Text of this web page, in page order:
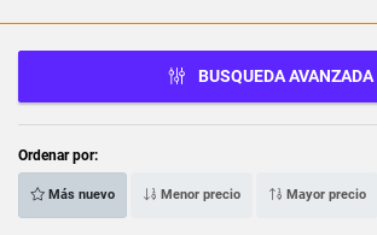
BUSQUEDA AVANZADA
Ordenar por:
Más nuevo Menor precio Mayor precio